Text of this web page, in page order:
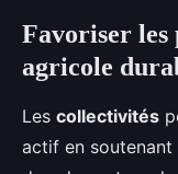
Favoriser les
agricole
Les collectivités
actif en soutenant